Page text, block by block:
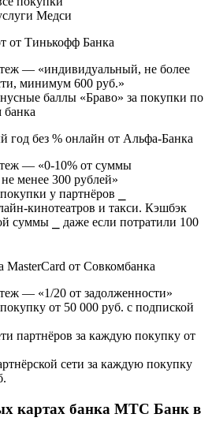
Медси
— «индивидуальный, не более
минимум 600 руб.»
баллы «Браво» за покупки по
— «0-10% от суммы
менее 300 рублей»
у партнёров ⎯
кинотеатров и такси. Кэшбэк
суммы ⎯ даже если потратили 100
— «1/20 от задолженности»
от 50 000 руб. с подпиской
партнёров за каждую покупку от
сети за каждую покупку
картах банка МТС Банк в